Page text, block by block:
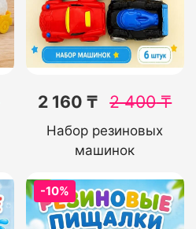
2 160 ₸ 2 400₸
Набор резиновых
машинок
-10%